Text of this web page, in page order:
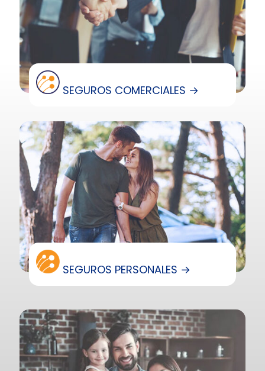
SEGUROS COMERCIALES →
SEGUROS PERSONALES →